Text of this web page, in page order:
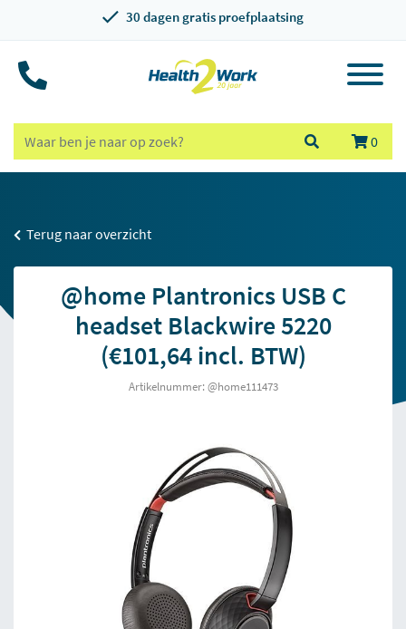
30 dagen gratis proefplaatsing
0
Terug naar overzicht
@home Plantronics USB C
headset Blackwire 5220
(€101,64 incl. BTW)
Artikelnummer: @home111473